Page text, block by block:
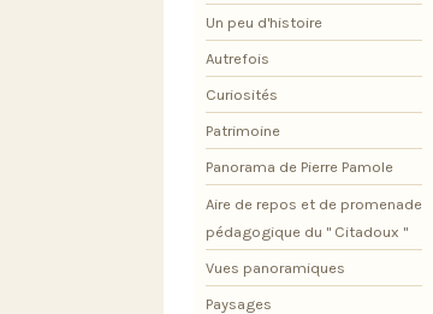
Un peu d'histoire
Autrefois
Curiosités
Patrimoine
Panorama de Pierre Pamole
Aire de repos et de promenade
pédagogique du " Citadoux "
Vues panoramiques
Paysages